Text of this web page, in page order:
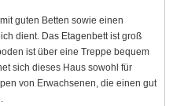
guten Betten sowie einen
dient. Das Etagenbett ist groß
ist über eine Treppe bequem
sich dieses Haus sowohl für
von Erwachsenen, die einen gut